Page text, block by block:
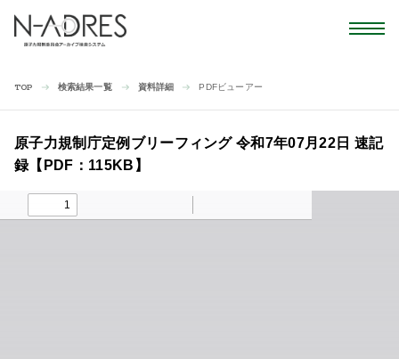
TOP 検索結果一覧 資料詳細 PDFビューアー
原子力規制庁定例ブリーフィング 令和7年07月22日 速記
録【PDF：115KB】